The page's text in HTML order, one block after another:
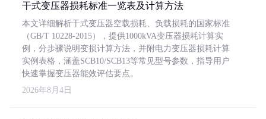
干式变压器损耗标准一览表及计算方法
本文详细解析干式变压器空载损耗、负载损耗的国家标准
（GB/T 10228-2015），提供1000kVA变压器损耗计算实
例，分步骤说明变损计算方法，并附电力变压器损耗计算
实例表格，涵盖SCB10/SCB13等常见型号参数，指导用户
快速掌握变压器能效评估要点。
2026年8月4日